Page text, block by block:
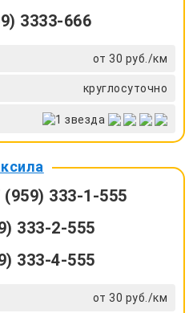
3333-666
от 30 руб./км
круглосуточно
333-1-555
333-2-555
333-4-555
от 30 руб./км